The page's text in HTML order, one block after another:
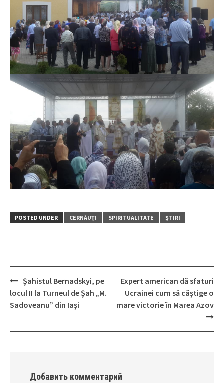
POSTED UNDER CERNĂUȚI SPIRITUALITATE ȘTIRI
Post
navigation
Șahistul Bernadskyi, pe
locul II la Turneul de Șah „M.
Sadoveanu” din Iași
Expert american dă sfaturi
Ucrainei cum să câștige o
mare victorie în Marea Azov
Добавить комментарий